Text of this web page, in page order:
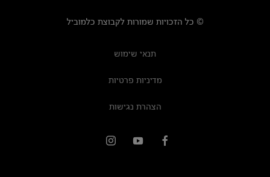
© כל הזכויות שמורות לקבוצת כלמוביל
תנאי שימוש
מדיניות פרטיות
הצהרת נגישות